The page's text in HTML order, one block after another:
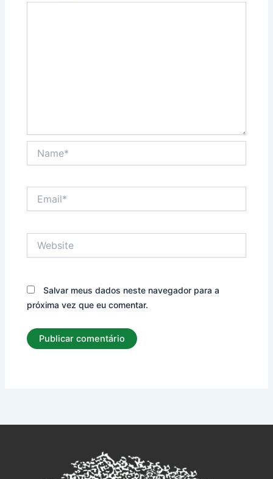
Salvar meus dados neste navegador para a
próxima vez que eu comentar.